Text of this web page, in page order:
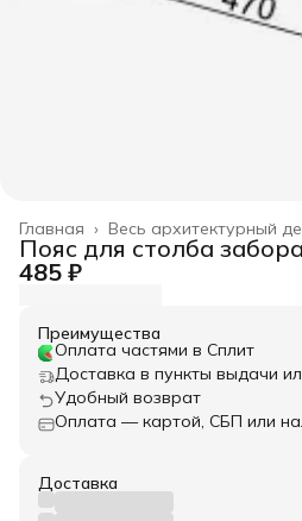
Весь архитектурный
Главная ›
Пояс для столба забора
485 ₽
Преимущества
Оплата частями в Сплит
Доставка в пункты выдачи
Удобный возврат
Оплата — картой, СБП или
Доставка